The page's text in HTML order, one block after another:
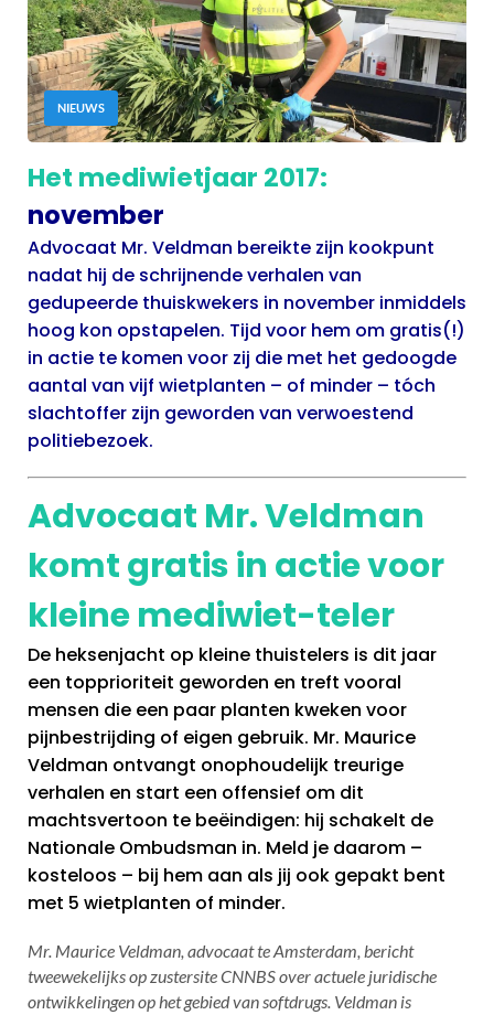
NIEUWS
Het mediwietjaar 2017:
november
Advocaat Mr. Veldman bereikte zijn kookpunt
nadat hij de schrijnende verhalen van
gedupeerde thuiskwekers in november inmiddels
hoog kon opstapelen. Tijd voor hem om gratis(!)
in actie te komen voor zij die met het gedoogde
aantal van vijf wietplanten – of minder – tóch
slachtoffer zijn geworden van verwoestend
politiebezoek.
Advocaat Mr. Veldman
komt gratis in actie voor
kleine mediwiet-teler
De heksenjacht op kleine thuistelers is dit jaar
een topprioriteit geworden en treft vooral
mensen die een paar planten kweken voor
pijnbestrijding of eigen gebruik. Mr. Maurice
Veldman ontvangt onophoudelijk treurige
verhalen en start een offensief om dit
machtsvertoon te beëindigen: hij schakelt de
Nationale Ombudsman in. Meld je daarom –
kosteloos – bij hem aan als jij ook gepakt bent
met 5 wietplanten of minder.
Mr. Maurice Veldman, advocaat te Amsterdam, bericht
tweewekelijks op zustersite CNNBS over actuele juridische
ontwikkelingen op het gebied van softdrugs. Veldman is